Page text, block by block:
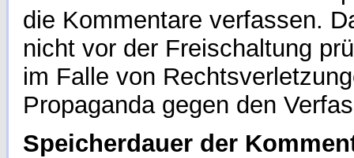
die Kommentare verfassen.
nicht vor der Freischaltung
im Falle von
Propaganda gegen den
Speicherdauer der